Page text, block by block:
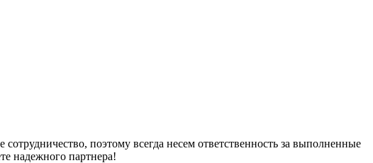
поэтому всегда несем ответственность за выполненные
надежного партнера!